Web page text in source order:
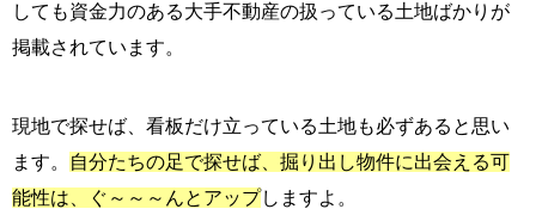
しても資金力のある大手不動産の扱っている土地ばかりが
掲載されています。
現地で探せば、看板だけ立っている土地も必ずあると思い
ます。
自分たちの足で探せば、掘り出し物件に出会える可
能性は、ぐ～～～んとアップしますよ。